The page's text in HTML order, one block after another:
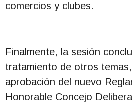
comercios y clubes.
Finalmente, la sesión
tratamiento de otros
aprobación del nuevo
Honorable Concejo